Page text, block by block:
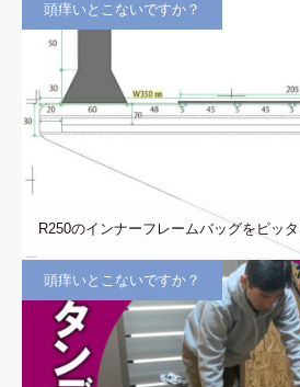
頭痒いとこないですか？
R250のインナーフレームバッグをピッ
頭痒いとこないですか？